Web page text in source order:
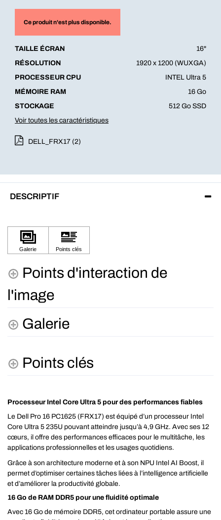
Ce produit n'est plus disponible.
TAILLE ÉCRAN
16"
RÉSOLUTION
1920 x 1200 (WUXGA)
PROCESSEUR CPU
INTEL Ultra 5
MÉMOIRE RAM
16 Go
STOCKAGE
512 Go SSD
Voir toutes les caractéristiques
DELL_FRX17 (2)
DESCRIPTIF
Points d'interaction de
l'image
Galerie
Points clés
Processeur Intel Core Ultra 5 pour des performances fiables
Le Dell Pro 16 PC1625 (FRX17) est équipé d’un processeur Intel
Core Ultra 5 235U pouvant atteindre jusqu’à 4,9 GHz. Avec ses 12
cœurs, il offre des performances efficaces pour le multitâche, les
applications professionnelles et les usages quotidiens.
Grâce à son architecture moderne et à son NPU Intel AI Boost, il
permet d’optimiser certaines tâches liées à l’intelligence artificielle
et d’améliorer la productivité globale.
16 Go de RAM DDR5 pour une fluidité optimale
Avec 16 Go de mémoire DDR5, cet ordinateur portable assure une